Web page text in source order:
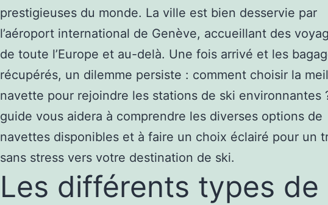
prestigieuses du monde. La ville est bien desservie par
l’aéroport international de Genève, accueillant des
de toute l’Europe et au-delà. Une fois arrivé et les
récupérés, un dilemme persiste : comment choisir la
navette pour rejoindre les stations de ski environnantes
guide vous aidera à comprendre les diverses options de
navettes disponibles et à faire un choix éclairé pour un
sans stress vers votre destination de ski.
Les différents types de